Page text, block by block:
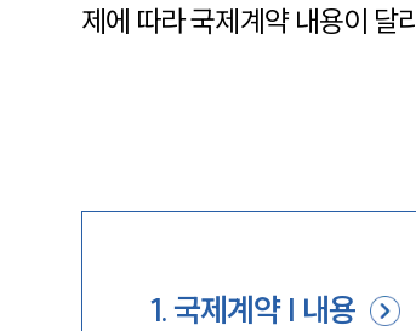
제에 따라 국제계약 내용이 달
1.국제계약 | 내용